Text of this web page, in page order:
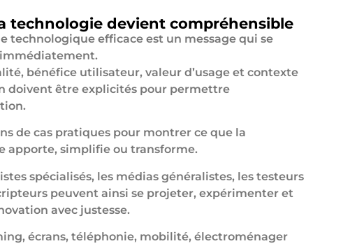
technologie devient compréhensible
technologique efficace est un message qui se
bénéfice utilisateur, valeur d’usage et contexte
doivent être explicités pour permettre
de cas pratiques pour montrer ce que la
apporte, simplifie ou transforme.
spécialisés, les médias généralistes, les testeurs
peuvent ainsi se projeter, expérimenter et
avec justesse.
écrans, téléphonie, mobilité, électroménager